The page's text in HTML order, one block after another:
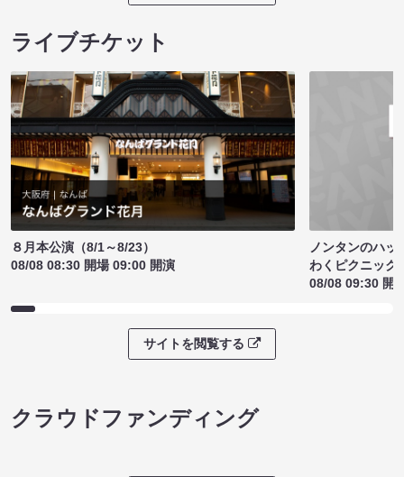
ライブチケット
８月本公演（8/1～8/23）
08/08 08:30 開場 09:00 開演
ノンタンのハッ
わくピクニック
08/08 09:30 開
サイトを閲覧する
クラウドファンディング